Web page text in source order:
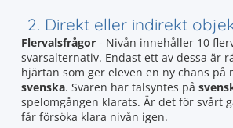
2. Direkt eller indirekt
Flervalsfrågor - Nivån innehåller 10
svarsalternativ. Endast ett av dessa är
hjärtan som ger eleven en ny chans
svenska. Svaren har talsyntes på
spelomgången klarats. Är det för svårt
får försöka klara nivån igen.